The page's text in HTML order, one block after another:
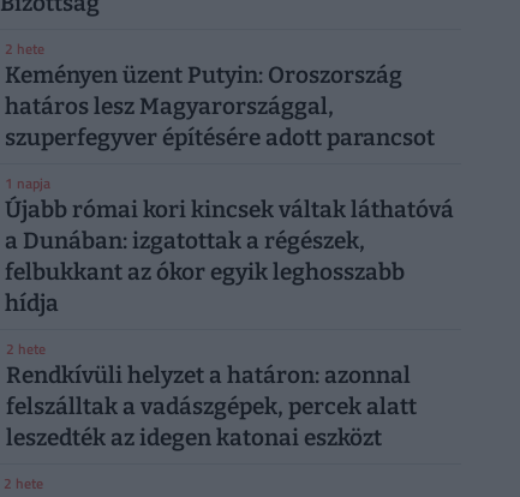
2 hete
Keményen üzent Putyin: Oroszország
határos lesz Magyarországgal,
szuperfegyver építésére adott parancsot
1 napja
Újabb római kori kincsek váltak láthatóvá
a Dunában: izgatottak a régészek,
felbukkant az ókor egyik leghosszabb
hídja
2 hete
Rendkívüli helyzet a határon: azonnal
felszálltak a vadászgépek, percek alatt
leszedték az idegen katonai eszközt
2 hete